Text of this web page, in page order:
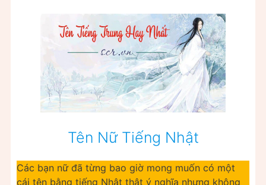
Tên Nữ Tiếng Nhật
Các bạn nữ đã từng bao giờ mong muốn có một
cái tên bằng tiếng Nhật thật ý nghĩa nhưng không